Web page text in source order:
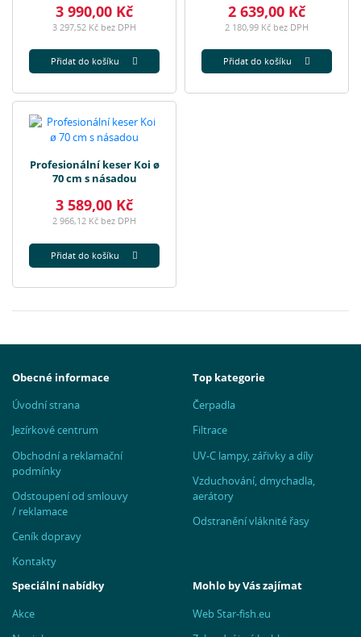
3 990,00 Kč
3 297,52 Kč bez DPH
Přidat do košíku
2 639,00 Kč
2 180,99 Kč bez DPH
Přidat do košíku
Profesionální keser Koi ø
70 cm s násadou
3 589,00 Kč
2 966,12 Kč bez DPH
Přidat do košíku
Obecné informace
Úvodní strana
Jezírkové centrum
Obchodní a reklamační
podmínky
Odstoupení od smlouvy
/ reklamace
Ceník dopravy
Kontakty
Top kategorie
Čerpadla
Filtrace
UV-C lampy, zářivky a díly
Vzduchování, dmychadla,
aerátory
Odstranění vláknité řasy
Speciální nabídky
Akce
Mohlo by Vás zajímat
Web Star-fish.eu